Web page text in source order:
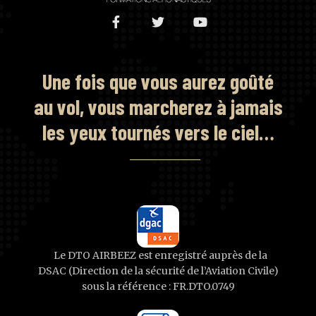
Une fois que vous aurez goûté
au vol, vous marcherez à jamais
les yeux tournés vers le ciel…
Le DTO AIRBEEZ est enregistré auprès de la
DSAC (Direction de la sécurité de l’Aviation Civile)
sous la référence : FR.DTO.0749